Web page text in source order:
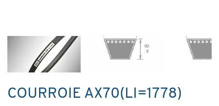
COURROIE AX70(LI=1778)